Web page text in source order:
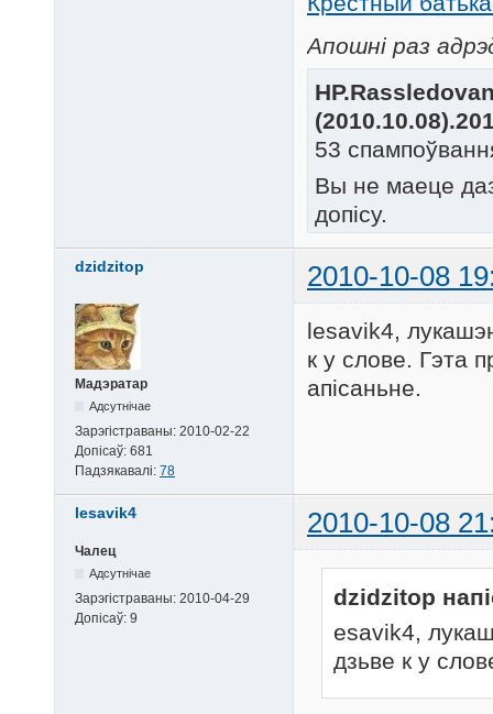
Апошні раз
53
Вы не маеце
допісу.
dzidzitop 2010-10-08
Мадэратар
Адсутнічае
Зарэгістраваны: 2010-02-22
Допісаў: 681
Падзякавалі: 78
lesavik4,
к у слове. Гэта
апісаньне.
lesavik4 2010-10-08
Чалец
Адсутнічае
Зарэгістраваны: 2010-04-29
Допісаў: 9
dzidzitop
esavik4,
дзьве к у